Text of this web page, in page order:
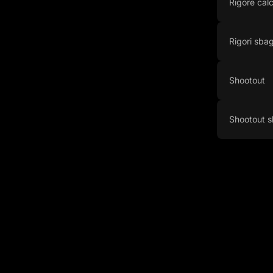
Rigore
Rigori
Shootout
Shootout